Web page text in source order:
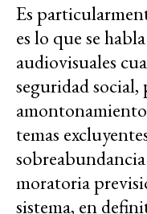
Es
es lo que se
audiovisuales
seguridad
temas
moratoria
sistema, en